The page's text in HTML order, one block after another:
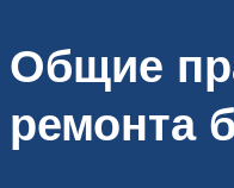
Общие
ремонта